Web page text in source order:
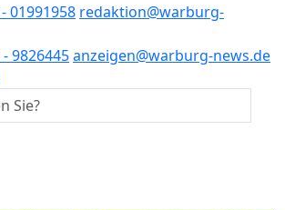
01991958 redaktion@warburg-
9826445anzeigen@warburg-news.de